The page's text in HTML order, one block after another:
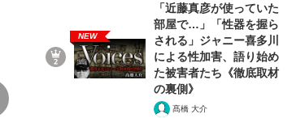
NEW
「近藤真彦が使っていた
部屋で…」「性器を握ら
される」ジャニー喜多川
による性加害、語り始め
た被害者たち《徹底取材
の裏側》
髙橋 大介